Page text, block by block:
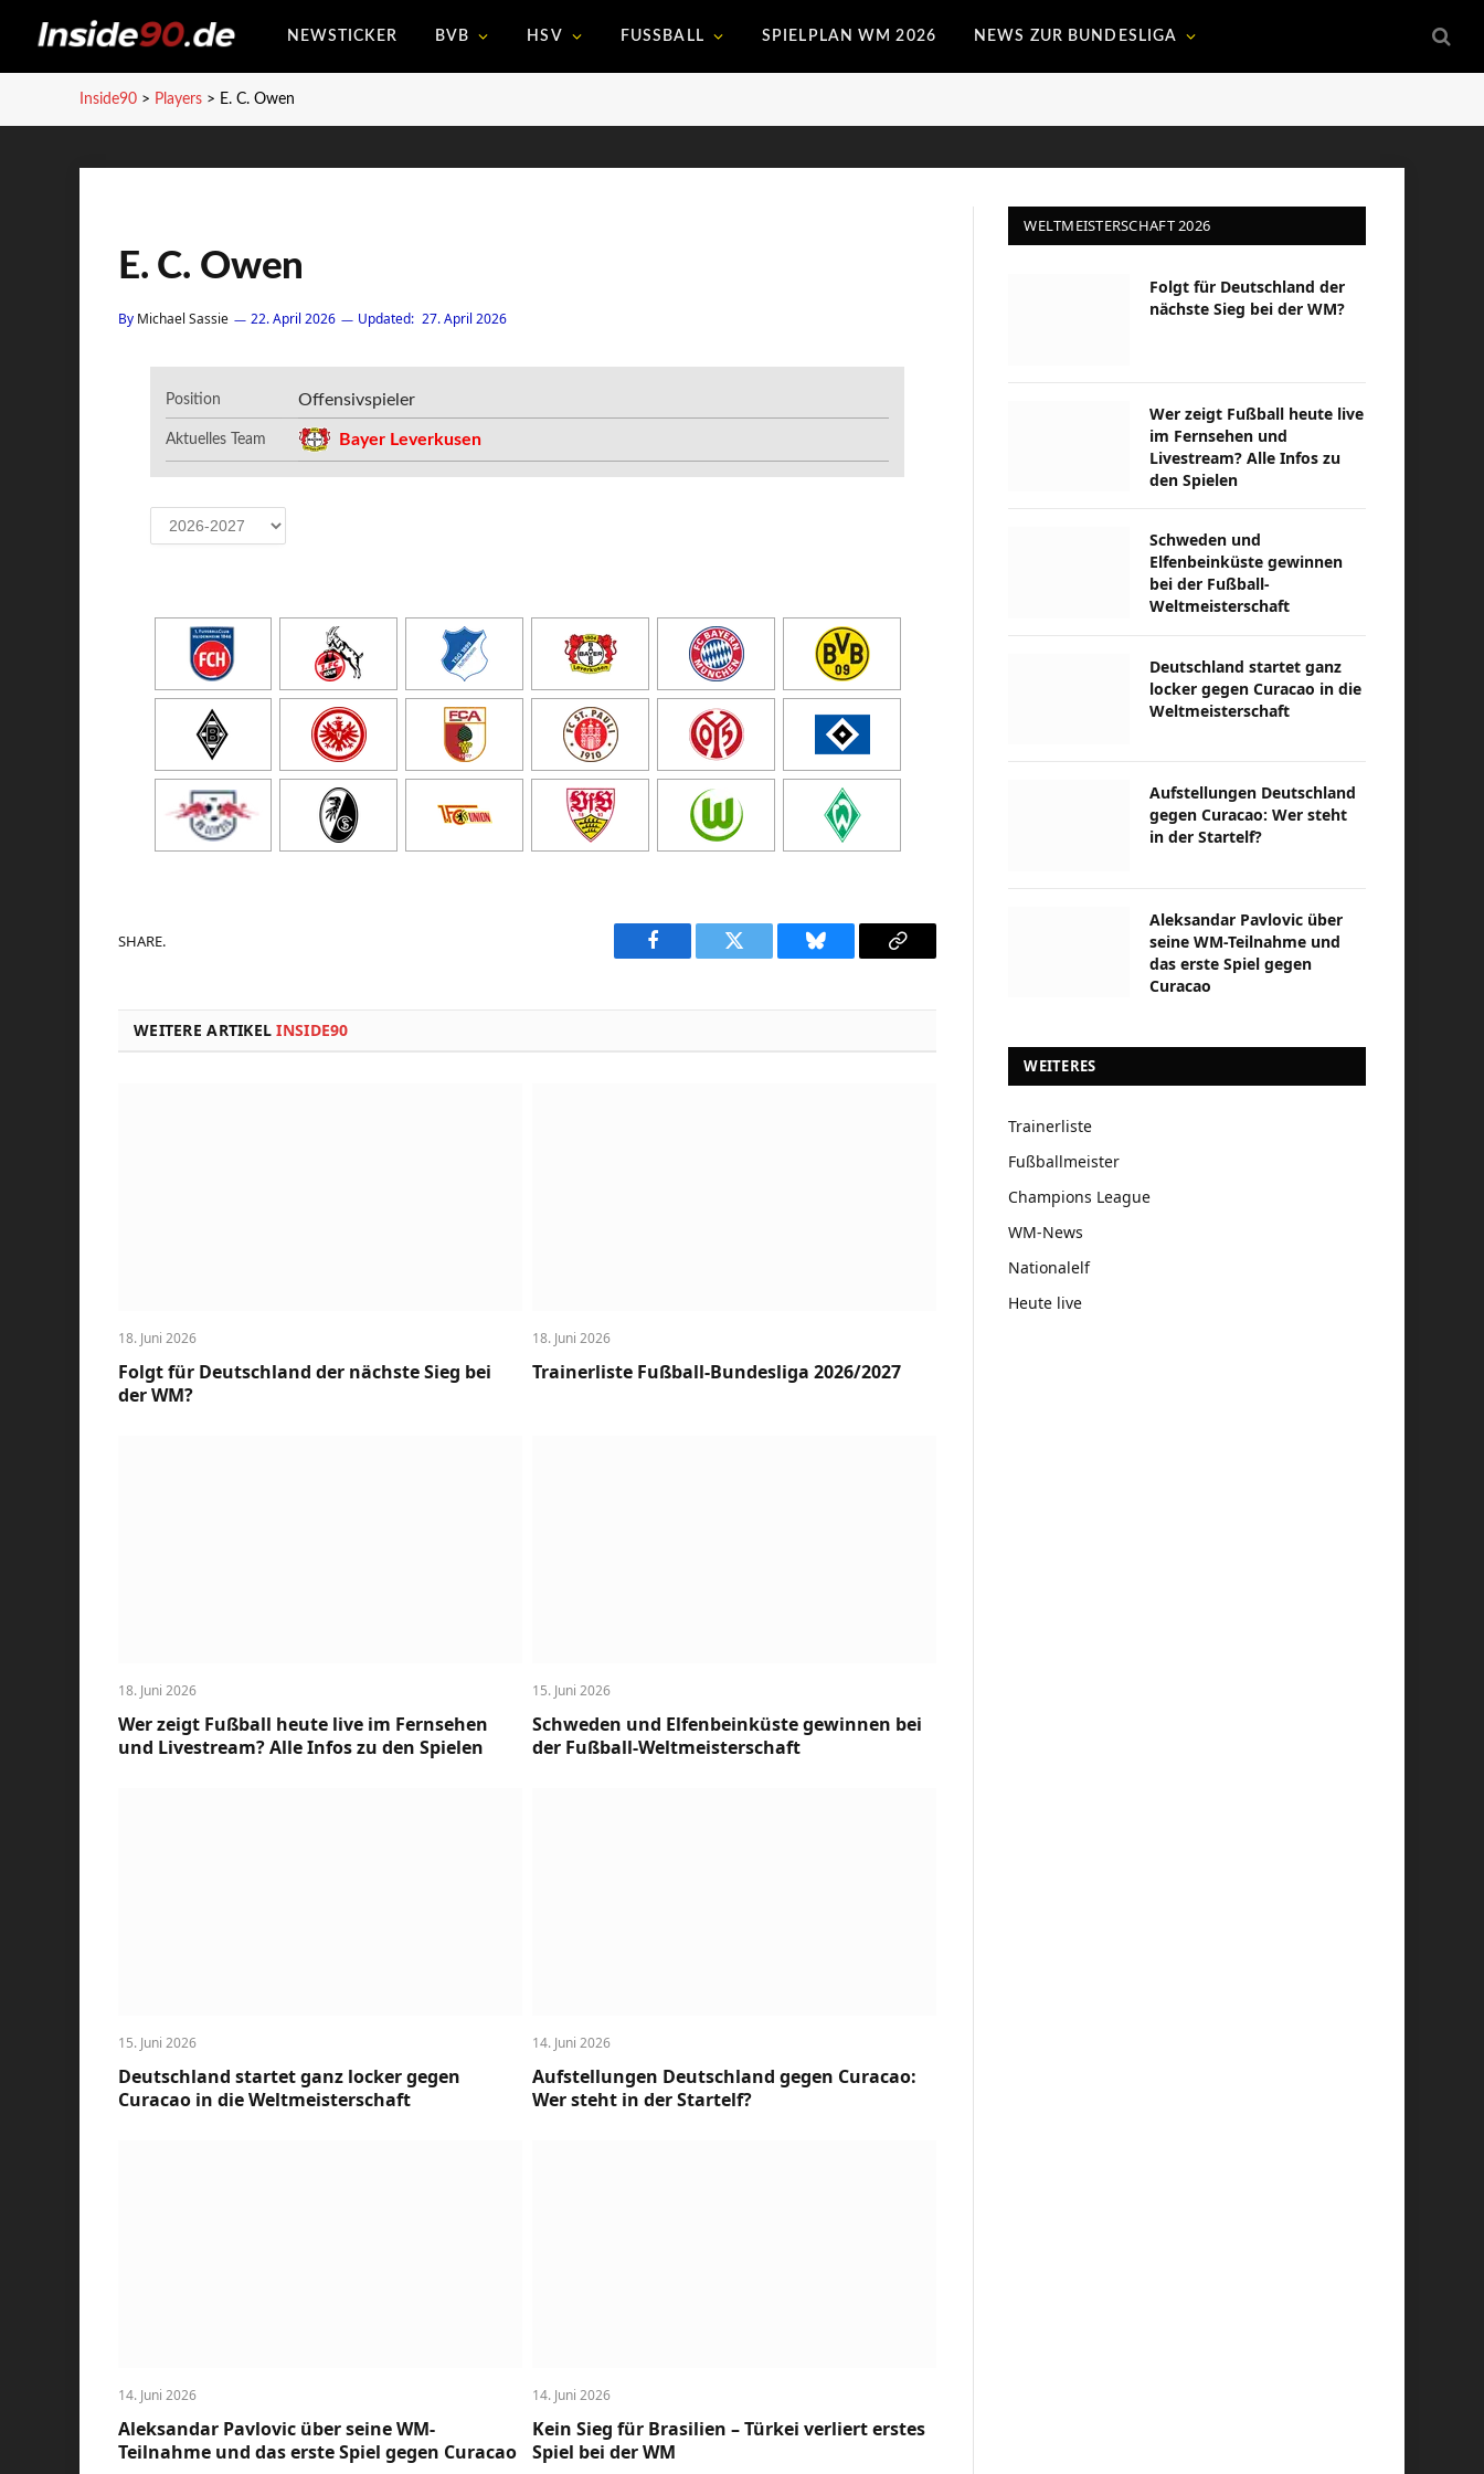
NEWSTICKER BVB HSV FUSSBALL SPIELPLAN WM 2026 NEWS ZUR BUNDESLIGA
Inside90 > Players > E. C. Owen
E. C. Owen
By Michael Sassie 22. April 2026 Updated: 27. April 2026
Position Offensivspieler
Aktuelles Team Bayer Leverkusen
SHARE.
Facebook Twitter Bluesky
Copy
WEITERE ARTIKELINSIDE90
18. Juni 2026
Folgt für Deutschland der nächste Sieg bei
der WM?
18. Juni 2026
Trainerliste Fußball-Bundesliga 2026/2027
18. Juni 2026
Wer zeigt Fußball heute live im Fernsehen
und Livestream? Alle Infos zu den Spielen
15. Juni 2026
Schweden und Elfenbeinküste gewinnen bei
der Fußball-Weltmeisterschaft
15. Juni 2026
Deutschland startet ganz locker gegen
Curacao in die Weltmeisterschaft
14. Juni 2026
Aufstellungen Deutschland gegen Curacao:
Wer steht in der Startelf?
14. Juni 2026
Aleksandar Pavlovic über seine WM-
Teilnahme und das erste Spiel gegen Curacao
14. Juni 2026
Kein Sieg für Brasilien – Türkei verliert erstes
Spiel bei der WM
WELTMEISTERSCHAFT 2026
Folgt für Deutschland der
nächste Sieg bei der WM?
Wer zeigt Fußball heute live
im Fernsehen und
Livestream? Alle Infos zu
den Spielen
Schweden und
Elfenbeinküste gewinnen
bei der Fußball-
Weltmeisterschaft
Deutschland startet ganz
locker gegen Curacao in die
Weltmeisterschaft
Aufstellungen Deutschland
gegen Curacao: Wer steht
in der Startelf?
Aleksandar Pavlovic über
seine WM-Teilnahme und
das erste Spiel gegen
Curacao
WEITERES
Trainerliste
Fußballmeister
Champions League
WM-News
Nationalelf
Heute live